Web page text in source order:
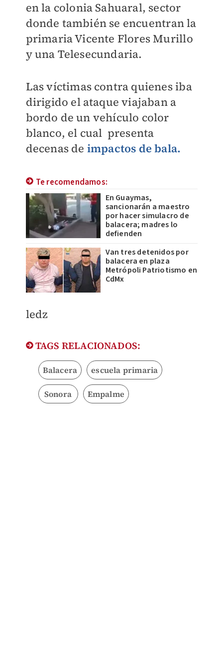
en la colonia Sahuaral, sector
donde también se encuentran la
primaria Vicente Flores Murillo
y una Telesecundaria.
Las víctimas contra quienes iba
dirigido el ataque viajaban a
bordo de un vehículo color
blanco, el cual presenta
decenas de impactos de bala.
Te recomendamos:
En Guaymas,
sancionarán a maestro
por hacer simulacro de
balacera; madres lo
defienden
Van tres detenidos por
balacera en plaza
Metrópoli Patriotismo en
CdMx
ledz
TAGS RELACIONADOS:
Balacera escuela primaria
Sonora Empalme